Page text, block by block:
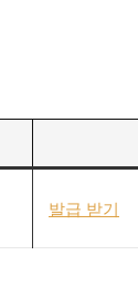
발급 받기